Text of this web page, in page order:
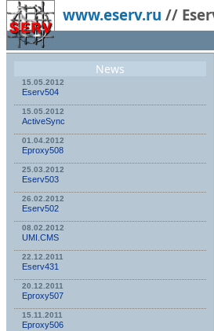
www.eserv.ru //
News
15.05.2012
Eserv504
15.05.2012
ActiveSync
01.04.2012
Eproxy508
25.03.2012
Eserv503
26.02.2012
Eserv502
08.02.2012
UMI.CMS
22.12.2011
Eserv431
20.12.2011
Eproxy507
15.11.2011
Eproxy506